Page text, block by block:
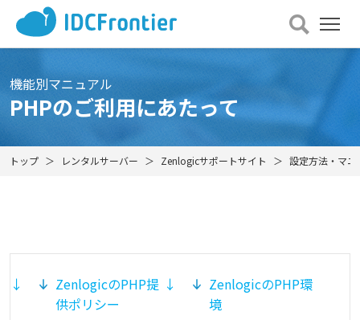
メ
ニュー
を
機能別マニュアル
PHPのご利用にあたって
トップ レンタルサーバー Zenlogicサポートサイト 設定方法・マニ
ZenlogicのPHP提
供ポリシー
ZenlogicのPHP環
境